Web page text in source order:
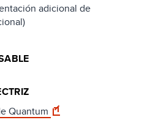
adicional de
Quantum